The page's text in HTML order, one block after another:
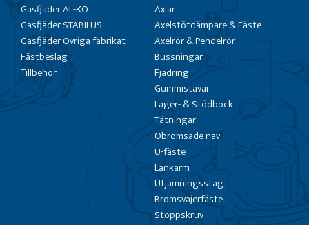
Gasfjäder AL-KO
Gasfjäder STABILUS
Gasfjäder Övriga fabrikat
Fästbeslag
Tillbehör
Axlar
Axelstötdämpare & Fäste
Axelrör & Pendelrör
Bussningar
Fjädring
Gummistavar
Lager- & Stödbock
Tätningar
Obromsade nav
U-fäste
Länkarm
Utjämningsstag
Bromsvajerfäste
Stoppskruv